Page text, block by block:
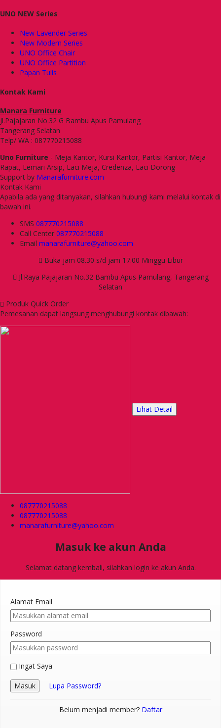
UNO NEW Series
New Lavender Series
New Modern Series
UNO Office Chair
UNO Office Partition
Papan Tulis
Kontak Kami
Manara Furniture
Jl.Pajajaran No.32 G Bambu Apus Pamulang
Tangerang Selatan
Telp/ WA : 087770215088
Uno Furniture - Meja Kantor, Kursi Kantor, Partisi Kantor, Meja
Rapat, Lemari Arsip, Laci Meja, Credenza, Laci Dorong
Support by Manarafurniture.com
Kontak Kami
Apabila ada yang ditanyakan, silahkan hubungi kami melalui kontak di
bawah ini.
SMS 087770215088
Call Center 087770215088
Email manarafurniture@yahoo.com
Buka jam 08.30 s/d jam 17.00 Minggu Libur
Jl.Raya Pajajaran No.32 Bambu Apus Pamulang, Tangerang
Selatan
Produk Quick Order
Pemesanan dapat langsung menghubungi kontak dibawah:
Lihat Detail
087770215088
087770215088
manarafurniture@yahoo.com
Masuk ke akun Anda
Selamat datang kembali, silahkan login ke akun Anda.
Alamat Email
Password
Ingat Saya
Masuk Lupa Password?
Belum menjadi member? Daftar